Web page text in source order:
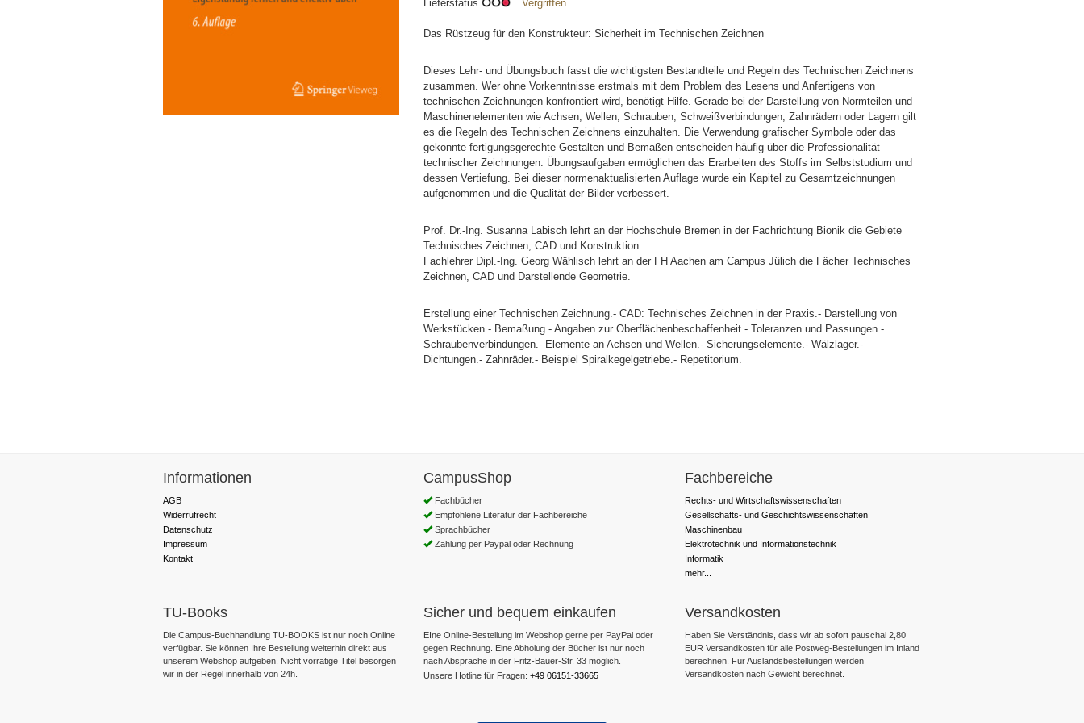
Lieferstatus Vergriffen
Das Rüstzeug für den Konstrukteur: Sicherheit im Technischen Zeichnen
Dieses Lehr- und Übungsbuch fasst die wichtigsten Bestandteile und Regeln des Technischen Zeichnens
zusammen. Wer ohne Vorkenntnisse erstmals mit dem Problem des Lesens und Anfertigens von
technischen Zeichnungen konfrontiert wird, benötigt Hilfe. Gerade bei der Darstellung von Normteilen und
Maschinenelementen wie Achsen, Wellen, Schrauben, Schweißverbindungen, Zahnrädern oder Lagern gilt
es die Regeln des Technischen Zeichnens einzuhalten. Die Verwendung grafischer Symbole oder das
gekonnte fertigungsgerechte Gestalten und Bemaßen entscheiden häufig über die Professionalität
technischer Zeichnungen. Übungsaufgaben ermöglichen das Erarbeiten des Stoffs im Selbststudium und
dessen Vertiefung. Bei dieser normenaktualisierten Auflage wurde ein Kapitel zu Gesamtzeichnungen
aufgenommen und die Qualität der Bilder verbessert.
Prof. Dr.-Ing. Susanna Labisch lehrt an der Hochschule Bremen in der Fachrichtung Bionik die Gebiete
Technisches Zeichnen, CAD und Konstruktion.
Fachlehrer Dipl.-Ing. Georg Wählisch lehrt an der FH Aachen am Campus Jülich die Fächer Technisches
Zeichnen, CAD und Darstellende Geometrie.
Erstellung einer Technischen Zeichnung.- CAD: Technisches Zeichnen in der Praxis.- Darstellung von
Werkstücken.- Bemaßung.- Angaben zur Oberflächenbeschaffenheit.- Toleranzen und Passungen.-
Schraubenverbindungen.- Elemente an Achsen und Wellen.- Sicherungselemente.- Wälzlager.-
Dichtungen.- Zahnräder.- Beispiel Spiralkegelgetriebe.- Repetitorium.
Informationen
AGB
Widerrufrecht
Datenschutz
Impressum
Kontakt
CampusShop
Fachbücher
Empfohlene Literatur der Fachbereiche
Sprachbücher
Zahlung per Paypal oder Rechnung
Fachbereiche
Rechts- und Wirtschaftswissenschaften
Gesellschafts- und Geschichtswissenschaften
Maschinenbau
Elektrotechnik und Informationstechnik
Informatik
mehr...
TU-Books
Die Campus-Buchhandlung TU-BOOKS ist nur noch Online
verfügbar. Sie können Ihre Bestellung weiterhin direkt aus
unserem Webshop aufgeben. Nicht vorrätige Titel besorgen
wir in der Regel innerhalb von 24h.
Sicher und bequem einkaufen
EIne Online-Bestellung im Webshop gerne per PayPal oder
gegen Rechnung. Eine Abholung der Bücher ist nur noch
nach Absprache in der Fritz-Bauer-Str. 33 möglich.
Unsere Hotline für Fragen:+49 06151-33665
Versandkosten
Haben Sie Verständnis, dass wir ab sofort pauschal 2,80
EUR Versandkosten für alle Postweg-Bestellungen im Inland
berechnen. Für Auslandsbestellungen werden
Versandkosten nach Gewicht berechnet.